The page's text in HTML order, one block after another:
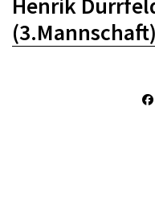
(3.Mannschaft)